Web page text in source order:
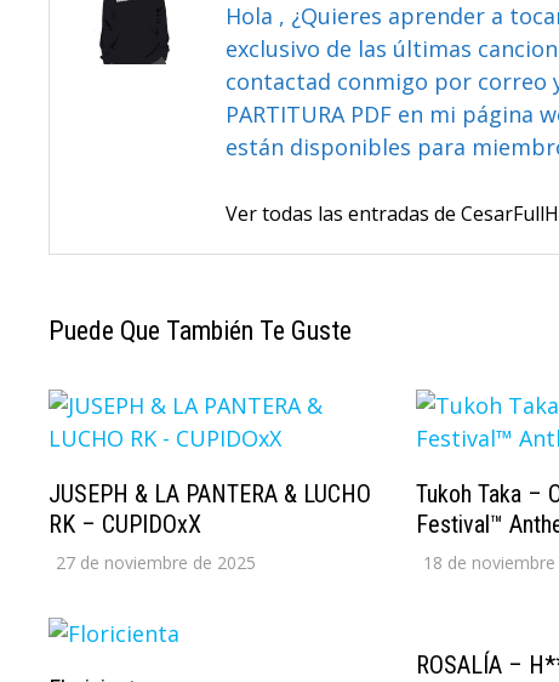
Hola , ¿Quieres aprender a
exclusivo de las últimas
contactad conmigo por correo
PARTITURA PDF en mi página
están disponibles para
Ver todas las entradas de
Puede Que También Te Guste
JUSEPH & LA PANTERA & LUCHO
RK – CUPIDOxX
27 de noviembre de 2025
Tukoh Taka –
Festival™
18 de
ROSALÍA –